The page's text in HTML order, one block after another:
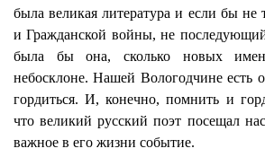
была великая литература и если бы не
и Гражданской войны, не
была бы она, сколько новых
небосклоне. Нашей Вологодчинеесть
гордиться. И, конечно, помнить и
что великий русский поэт посещал
важное в его жизни событие.